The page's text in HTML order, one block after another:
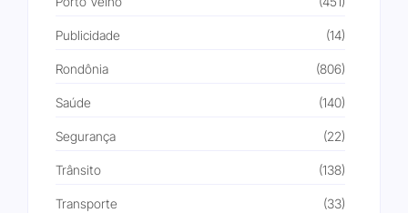
Publicidade (14)
Rondônia (806)
Saúde (140)
Segurança (22)
Trânsito (138)
Transporte (33)